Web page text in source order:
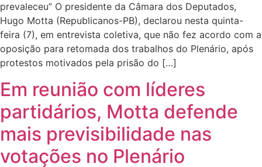
prevaleceu” O presidente da Câmara dos Deputados,
Hugo Motta (Republicanos-PB), declarou nesta quinta-
feira (7), em entrevista coletiva, que não fez acordo com a
oposição para retomada dos trabalhos do Plenário, após
protestos motivados pela prisão do […]
Em reunião com líderes
partidários, Motta defende
mais previsibilidade nas
votações no Plenário